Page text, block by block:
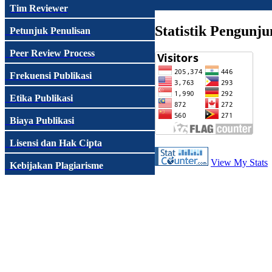
Tim Reviewer
Petunjuk Penulisan
Peer Review Process
Frekuensi Publikasi
Etika Publikasi
Biaya Publikasi
Lisensi dan Hak Cipta
Kebijakan Plagiarisme
Statistik
View My Stats